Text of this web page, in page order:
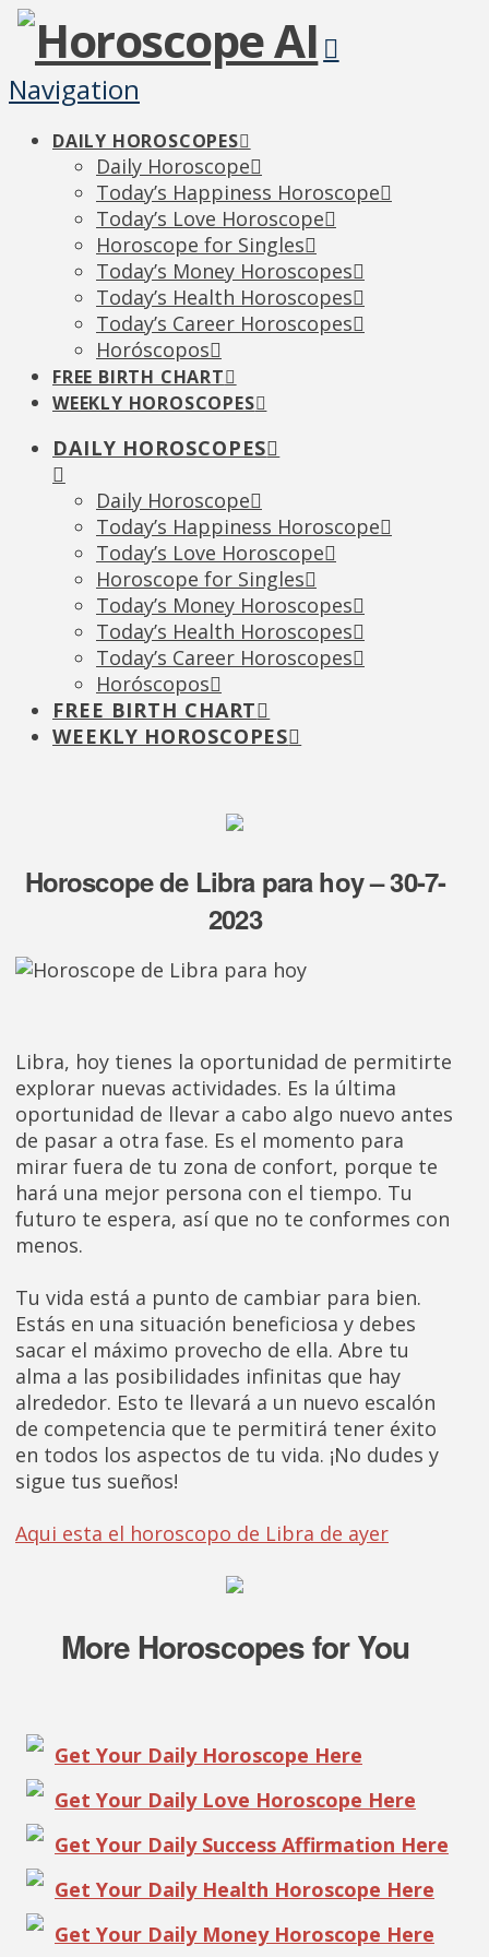
Navigation
DAILY HOROSCOPES
Daily Horoscope
Today’s Happiness Horoscope
Today’s Love Horoscope
Horoscope for Singles
Today’s Money Horoscopes
Today’s Health Horoscopes
Today’s Career Horoscopes
Horóscopos
FREE BIRTH CHART
WEEKLY HOROSCOPES
DAILY HOROSCOPES
Daily Horoscope
Today’s Happiness Horoscope
Today’s Love Horoscope
Horoscope for Singles
Today’s Money Horoscopes
Today’s Health Horoscopes
Today’s Career Horoscopes
Horóscopos
FREE BIRTH CHART
WEEKLY HOROSCOPES
Horoscope de Libra para hoy – 30-7-
2023
Libra, hoy tienes la oportunidad de permitirte
explorar nuevas actividades. Es la última
oportunidad de llevar a cabo algo nuevo antes
de pasar a otra fase. Es el momento para
mirar fuera de tu zona de confort, porque te
hará una mejor persona con el tiempo. Tu
futuro te espera, así que no te conformes con
menos.
Tu vida está a punto de cambiar para bien.
Estás en una situación beneficiosa y debes
sacar el máximo provecho de ella. Abre tu
alma a las posibilidades infinitas que hay
alrededor. Esto te llevará a un nuevo escalón
de competencia que te permitirá tener éxito
en todos los aspectos de tu vida. ¡No dudes y
sigue tus sueños!
Aqui esta el horoscopo de Libra de ayer
More Horoscopes for You
Get Your Daily Horoscope Here
Get Your Daily Love Horoscope Here
Get Your Daily Success Affirmation Here
Get Your Daily Health Horoscope Here
Get Your Daily Money Horoscope Here